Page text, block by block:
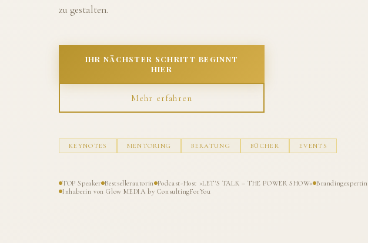
zu gestalten.
IHR NÄCHSTER SCHRITT BEGINNT
HIER
Mehr erfahren
KEYNOTES MENTORING BERATUNG BÜCHER EVENTS
TOP Speaker Bestsellerautorin Podcast-Host »LET'S TALK – THE POWER SHOW« Brandingexpertin
Inhaberin von Glow MEDIA by ConsultingForYou